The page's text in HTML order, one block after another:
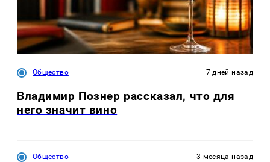
Общество 7 дней назад
Владимир Познер рассказал, что для
него значит вино
Общество 3 месяца назад